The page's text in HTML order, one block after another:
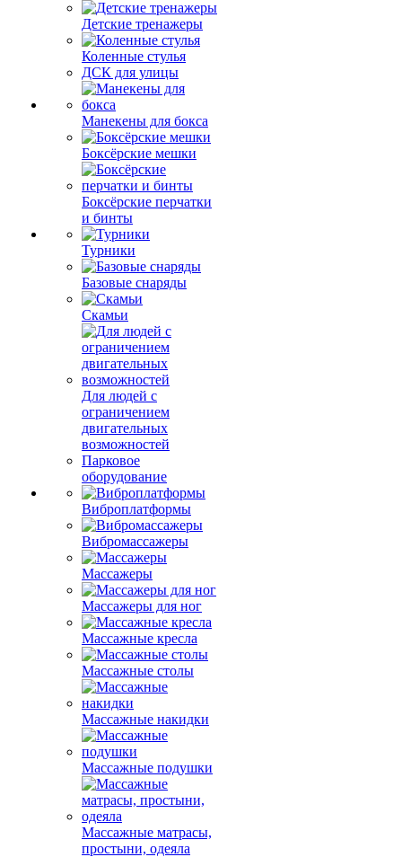
Детские тренажеры
Коленные стулья
ДСК для улицы
Манекены для бокса
Боксёрские мешки
Боксёрские перчатки
и бинты
Турники
Базовые снаряды
Скамьи
Для людей с
ограничением
двигательных
возможностей
Парковое
оборудование
Виброплатформы
Вибромассажеры
Массажеры
Массажеры для ног
Массажные кресла
Массажные столы
Массажные накидки
Массажные подушки
Массажные матрасы,
простыни, одеяла